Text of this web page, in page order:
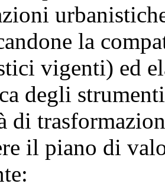
la
vigenti) ed
degli
di
il piano di